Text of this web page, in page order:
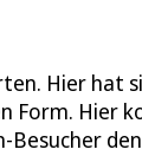
Hier hat
Hier